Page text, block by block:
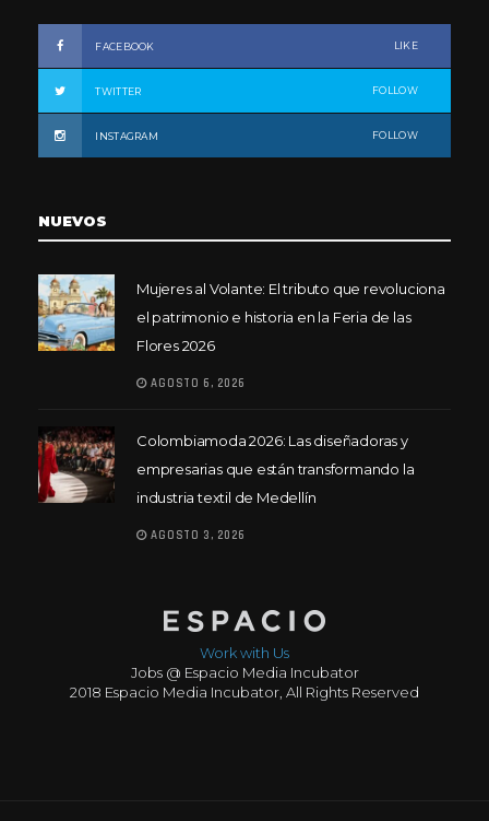
FACEBOOK LIKE
TWITTER FOLLOW
INSTAGRAM FOLLOW
NUEVOS
Mujeres al Volante: El tributo que revoluciona
el patrimonio e historia en la Feria de las
Flores 2026
AGOSTO 6, 2026
Colombiamoda 2026: Las diseñadoras y
empresarias que están transformando la
industria textil de Medellín
AGOSTO 3, 2026
Work with Us
Jobs @ Espacio Media Incubator
2018 Espacio Media Incubator, All Rights Reserved